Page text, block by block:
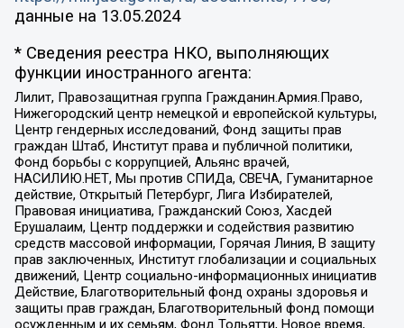
данные на 13.05.2024
* Сведения реестра НКО, выполняющих
функции иностранного агента:
Лилит, Правозащитная группа Гражданин.Армия.Право,
Нижегородский центр немецкой и европейской культуры,
Центр гендерных исследований, Фонд защиты прав
граждан Штаб, Институт права и публичной политики,
Фонд борьбы с коррупцией, Альянс врачей,
НАСИЛИЮ.НЕТ, Мы против СПИДа, СВЕЧА, Гуманитарное
действие, Открытый Петербург, Лига Избирателей,
Правовая инициатива, Гражданский Союз, Хасдей
Ерушалаим, Центр поддержки и содействия развитию
средств массовой информации, Горячая Линия, В защиту
прав заключенных, Институт глобализации и социальных
движений, Центр социально-информационных инициатив
Действие, Благотворительный фонд охраны здоровья и
защиты прав граждан, Благотворительный фонд помощи
осужденным и их семьям, Фонд Тольятти, Новое время,